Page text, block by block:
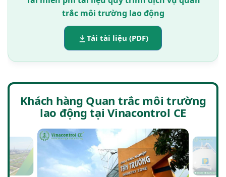
trắc môi trường lao động
Tải tài liệu (PDF)
Khách hàng Quan trắc môi trường
lao động tại Vinacontrol CE